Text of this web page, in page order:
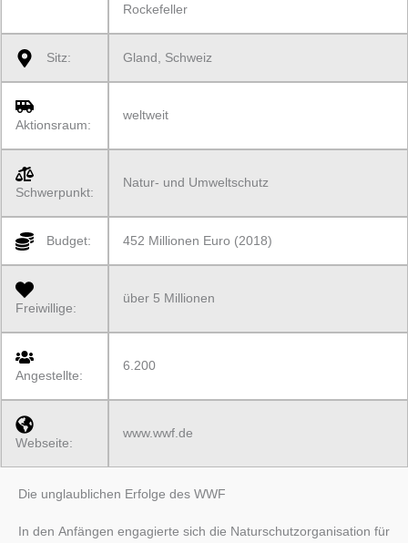
Rockefeller
Sitz: Gland, Schweiz
Aktionsraum:
weltweit
Schwerpunkt:
Natur- und Umweltschutz
Budget: 452 Millionen Euro (2018)
Freiwillige:
über 5 Millionen
Angestellte:
6.200
Webseite:
www.wwf.de
Die unglaublichen Erfolge des WWF
In den Anfängen engagierte sich die Naturschutzorganisation für